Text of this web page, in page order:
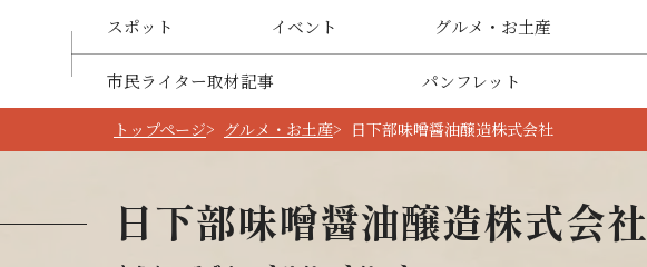
スポット イベント グルメ・お土産
市民ライター取材記事 パンフレット
トップページ グルメ・お土産 日下部味噌醤油醸造株式会社
日下部味噌醤油醸造株式会社